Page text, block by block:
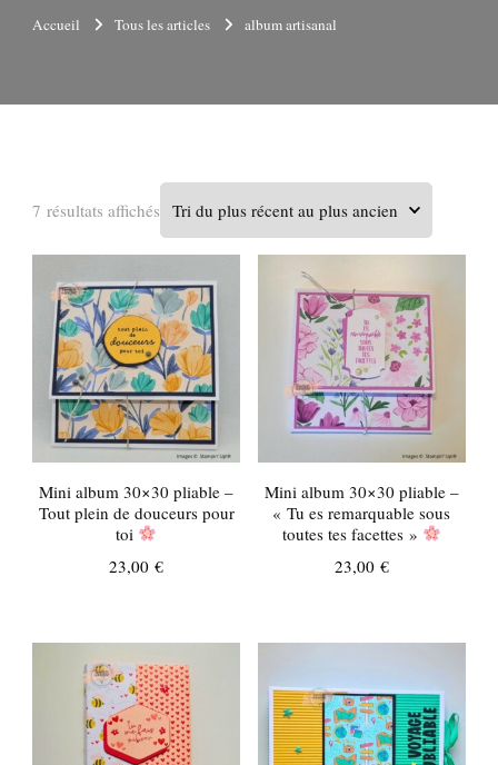
Accueil Tous les articles album artisanal
7 résultats affichés Trié
du
récent
au
plus
ancien
Mini album 30×30 pliable –
Tout plein de douceurs pour
toi
23,00€
Mini album 30×30 pliable –
« Tu es remarquable sous
toutes tes facettes »
23,00 €